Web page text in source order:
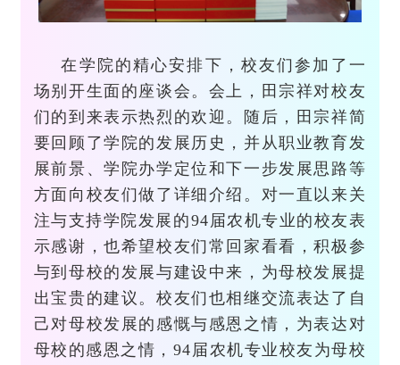
在学院的精心安排下，校友们参加了一
场别开生面的座谈会。会上，田宗祥对校友
们的到来表示热烈的欢迎。随后，田宗祥简
要回顾了学院的发展历史，并从职业教育发
展前景、学院办学定位和下一步发展思路等
方面向校友们做了详细介绍。对一直以来关
注与支持学院发展的94届农机专业的校友表
示感谢，也希望校友们常回家看看，积极参
与到母校的发展与建设中来，为母校发展提
出宝贵的建议。校友们也相继交流表达了自
己对母校发展的感慨与感恩之情，为表达对
母校的感恩之情，94届农机专业校友为母校